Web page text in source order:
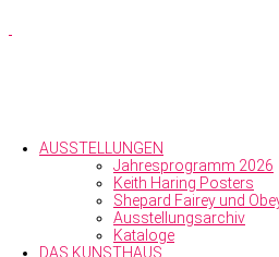
AUSSTELLUNGEN
Jahresprogramm 2026
Keith Haring Posters
Shepard Fairey und
Ausstellungs­archiv
Kataloge
DAS KUNSTHAUS